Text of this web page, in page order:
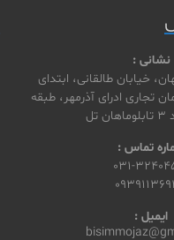
نشانی :
خیابان طالقانی، ابتدای
تجاری ادرای آذرمهر، طبقه
تماس :
031-
ایمیل :